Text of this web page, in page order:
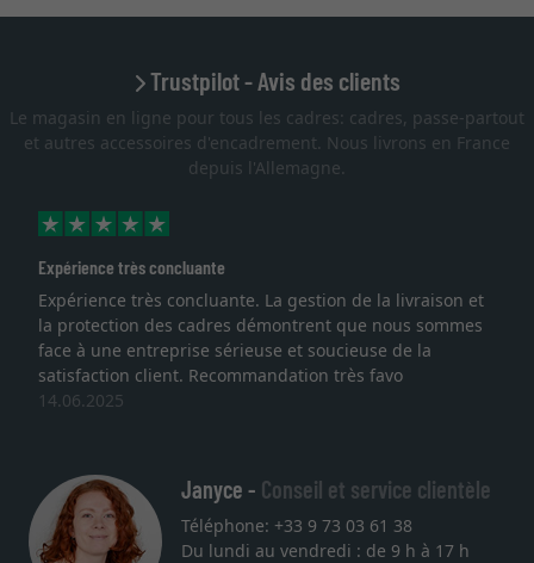
Trustpilot - Avis des clients
Le magasin en ligne pour tous les cadres: cadres, passe-partout
et autres accessoires d'encadrement. Nous livrons en France
depuis l'Allemagne.
Expérience très concluante
Expérience très concluante. La gestion de la livraison et
la protection des cadres démontrent que nous sommes
face à une entreprise sérieuse et soucieuse de la
satisfaction client. Recommandation très favo
14.06.2025
Janyce - Conseil et service clientèle
Téléphone: +33 9 73 03 61 38
Du lundi au vendredi : de 9 h à 17 h